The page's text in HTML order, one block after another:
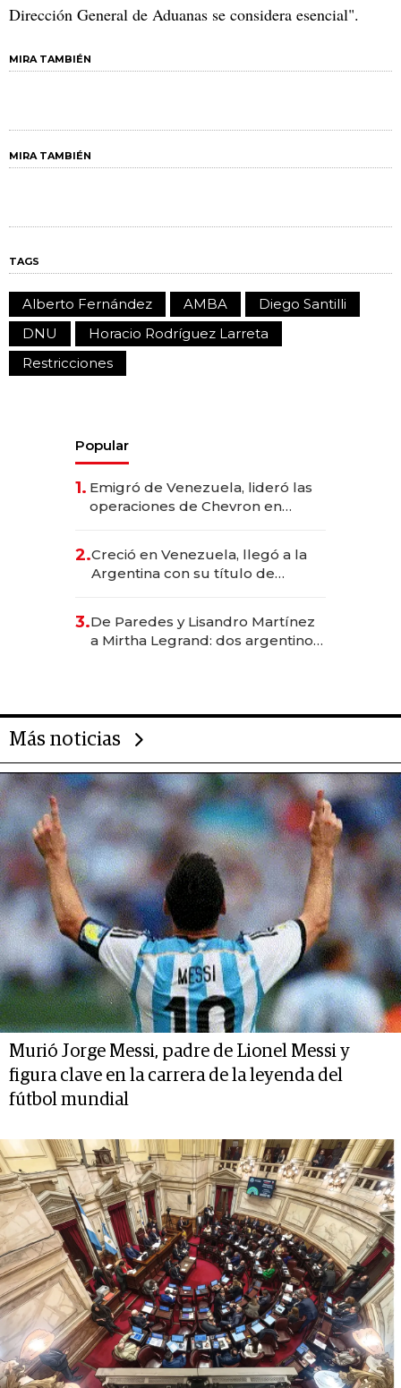
Dirección General de Aduanas se considera esencial".
MIRA TAMBIÉN
MIRA TAMBIÉN
TAGS
Alberto Fernández AMBA
Diego Santilli
DNU
Horacio Rodríguez Larreta
Restricciones
Popular
1. Emigró de Venezuela, lideró las
operaciones de Chevron en
2.Creció en Venezuela, llegó a la
Argentina con su título de
las marcas "fast premium"
3.De Paredes y Lisandro Martínez
a Mirtha Legrand: dos argentinos
Más noticias
Murió Jorge Messi, padre de Lionel Messi y
figura clave en la carrera de la leyenda del
fútbol mundial